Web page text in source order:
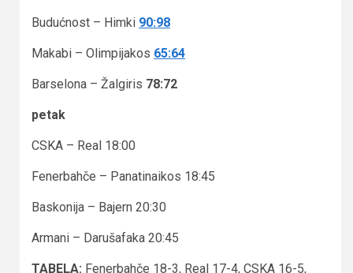
Budućnost – Himki 90:98
Makabi – Olimpijakos 65:64
Barselona – Žalgiris 78:72
petak
CSKA – Real 18:00
Fenerbahče – Panatinaikos 18:45
Baskonija – Bajern 20:30
Armani – Darušafaka 20:45
TABELA: Fenerbahče 18-3, Real 17-4, CSKA 16-5,